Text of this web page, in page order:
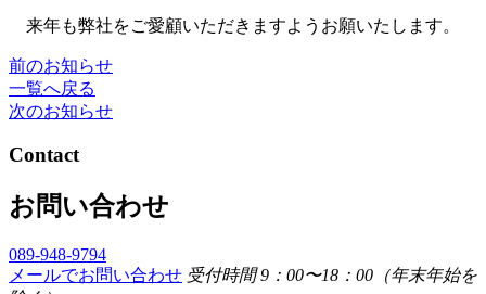
来年も弊社をご愛顧いただきますようお願いたします。
前のお知らせ
一覧へ戻る
次のお知らせ
Contact
お問い合わせ
089-948-9794
メールでお問い合わせ 受付時間 9：00〜18：00（年末年始を